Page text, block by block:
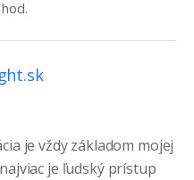
je vždy základom mojej
je ľudský prístup